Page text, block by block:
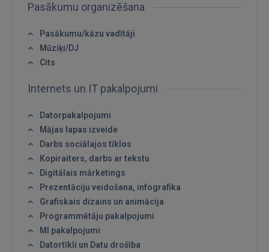
Vēl neesat reģistrējies?
REĢISTRĀCIJA
Pasākumu organizēšana
Pasākumu/kāzu vadītāji
Mūziķi/DJ
Cits
Internets un IT pakalpojumi
Datorpakalpojumi
Mājas lapas izveide
Darbs sociālajos tīklos
Kopiraiters, darbs ar tekstu
Digitālais mārketings
Prezentāciju veidošana, infografika
Grafiskais dizains un animācija
Programmētāju pakalpojumi
MI pakalpojumi
Datortīkli un Datu drošība